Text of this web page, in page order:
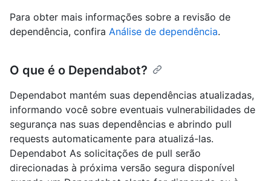
Para obter mais informações sobre a revisão de
dependência, confira Análise de dependência.
O que é o Dependabot?
Dependabot mantém suas dependências atualizadas,
informando você sobre eventuais vulnerabilidades de
segurança nas suas dependências e abrindo pull
requests automaticamente para atualizá-las.
Dependabot As solicitações de pull serão
direcionadas à próxima versão segura disponível